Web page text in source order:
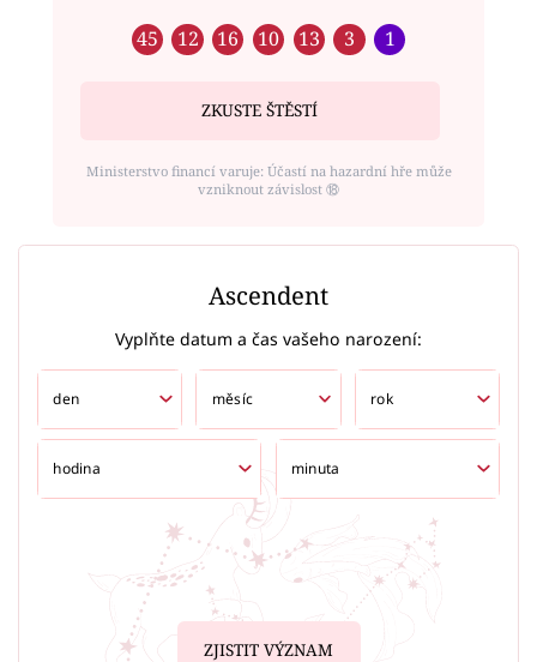
45 12 16 10 13 3 1
ZKUSTE ŠTĚSTÍ
Ministerstvo financí varuje: Účastí na hazardní hře může
vzniknout závislost ⑱
Ascendent
Vyplňte datum a čas vašeho narození:
ZJISTIT VÝZNAM